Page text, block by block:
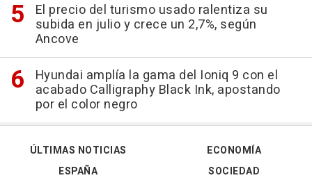
El precio del turismo usado ralentiza su
subida en julio y crece un 2,7%, según
Ancove
Hyundai amplía la gama del Ioniq 9 con el
acabado Calligraphy Black Ink, apostando
por el color negro
ÚLTIMAS NOTICIAS
ESPAÑA
ECONOMÍA
SOCIEDAD